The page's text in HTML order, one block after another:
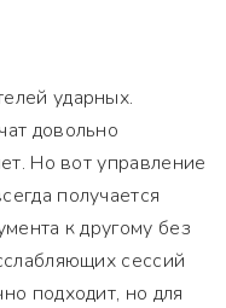
ударных.
довольно
Но вот управление
получается
к другому без
сессий
подходит, но для